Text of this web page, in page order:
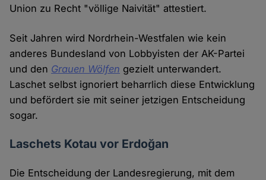
Union zu Recht "völlige Naivität" attestiert.
Seit Jahren wird Nordrhein-Westfalen wie kein
anderes Bundesland von Lobbyisten der AK-Partei
und den Grauen Wölfen gezielt unterwandert.
Laschet selbst ignoriert beharrlich diese Entwicklung
und befördert sie mit seiner jetzigen Entscheidung
sogar.
Laschets Kotau vor Erdoğan
Die Entscheidung der Landesregierung, mit dem